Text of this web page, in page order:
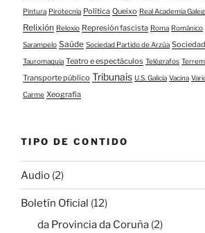
Pintura Pirotecnia Política Queixo Real Academia
Relixión Reloxio Represión fascista Roma Románico
Sarampelo Saúde Sociedad Partido de Arzúa
Tauromaquia Teatro e espectáculos Telégrafos
Transporte público Tribunais U.S. Galicia Vacina
Carme Xeografía
TIPO DE CONTIDO
Audio (2)
Boletín Oficial (12)
da Provincia da Coruña (2)